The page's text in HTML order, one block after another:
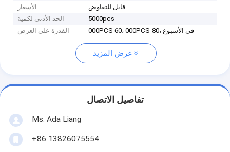
الأسعار
قابل للتفاوض
الحد الأدنى لكمية
5000pcs
القدرة على العرض
000PCS 60، 000PCS-80، في الأسبوع
عرض المزيد
تفاصيل الاتصال
Ms. Ada Liang
+86 13826075554